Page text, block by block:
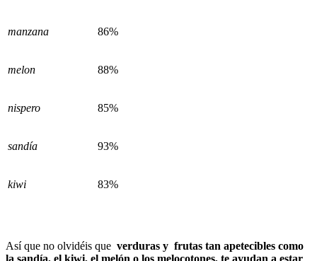
manzana 86%
melon 88%
nispero 85%
sandía 93%
kiwi 83%
Así que no olvidéis que verduras y frutas tan apetecibles como
la sandía, el kiwi, el melón o los melocotones, te ayudan a estar